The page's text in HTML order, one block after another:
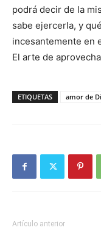
podrá decir de la
sabe ejercerla, y
incesantemente en
El arte de
ETIQUETAS amor de
Artículo anterior